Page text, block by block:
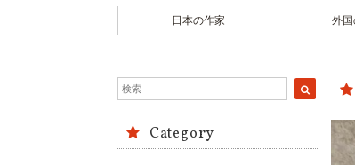
日本の作家 外
Category